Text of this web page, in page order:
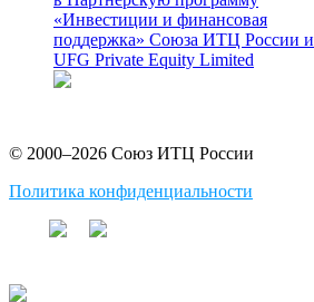
«Инвестиции и финансовая
поддержка» Союза ИТЦ России и
UFG Private Equity Limited
© 2000–2026 Союз ИТЦ России
Политика конфиденциальности